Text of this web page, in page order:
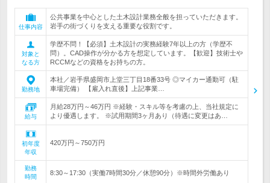
仕事内容
公共事業を中心とした土木設計業務全般を担っていただきます。
岩手の街づくりを支える重要な役割です。
対象と
なる方
学歴不問！【必須】土木設計の実務経験7年以上の方（学歴不
問）。CAD操作が分かる方を想定しています。【歓迎】技術士や
RCCMなどの資格をお持ちの方。
勤務地
本社／岩手県盛岡市上堂三丁目18番33号 ◎マイカー通勤可（駐
車場完備） 【雇入れ直後】上記事業…
給与
月給28万円～46万円 ※経験・スキル等を考慮の上、当社規定に
より優遇します。 ※試用期間3ヶ月あり（待遇に変更はあ…
初年度
年収
420万円～750万円
勤務
時間
8:30～17:30（実働7時間30分／休憩90分）※時間外労働あり